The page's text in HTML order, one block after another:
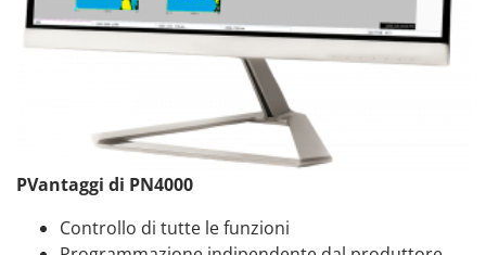
PVantaggi di PN4000
Controllo di tutte le funzioni